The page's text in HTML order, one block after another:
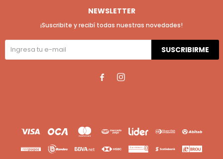
NEWSLETTER
¡Suscribite y recibí todas nuestras novedades!
SUSCRIBIRME
 